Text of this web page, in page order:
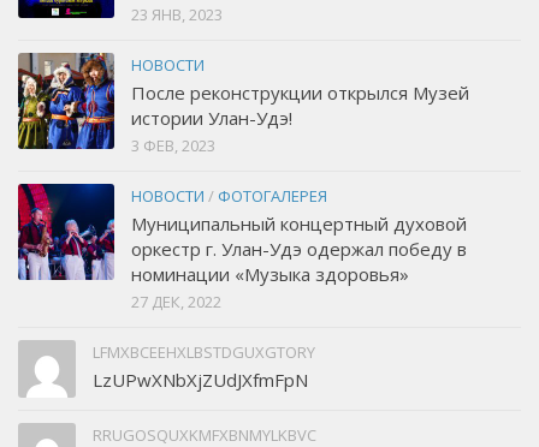
23 ЯНВ, 2023
НОВОСТИ
После реконструкции открылся Музей
истории Улан-Удэ!
3 ФЕВ, 2023
НОВОСТИ / ФОТОГАЛЕРЕЯ
Муниципальный концертный духовой
оркестр г. Улан-Удэ одержал победу в
номинации «Музыка здоровья»
27 ДЕК, 2022
LFMXBCEEHXLBSTDGUXGTORY
LzUPwXNbXjZUdJXfmFpN
RRUGOSQUXKMFXBNMYLKBVC